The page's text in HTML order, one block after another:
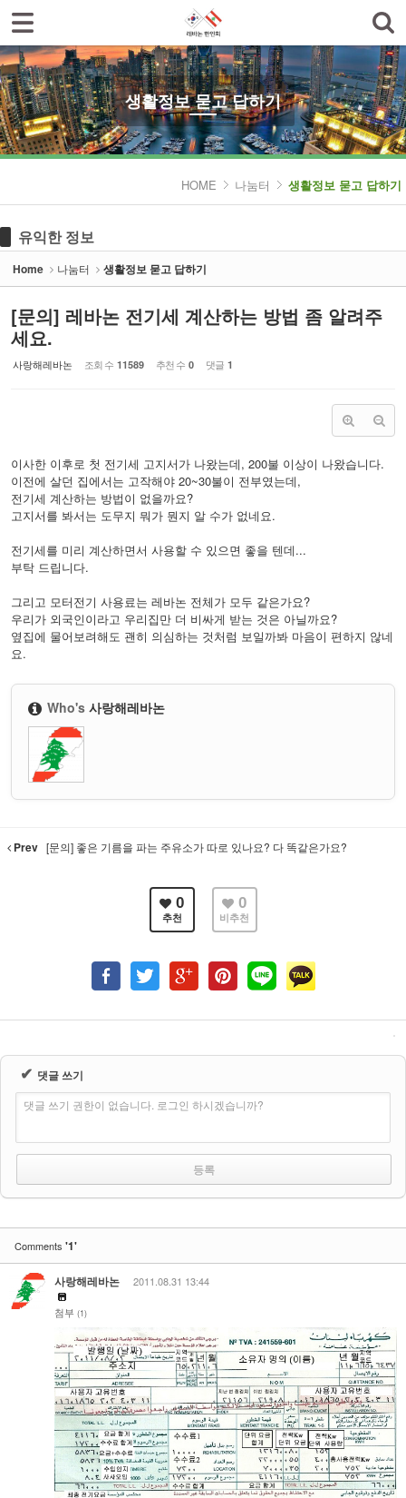
생활정보 묻고 답하기
HOME 나눔터 생활정보 묻고 답하기
유익한 정보
Home 나눔터 생활정보 묻고 답하기
[문의] 레바논 전기세 계산하는 방법 좀 알려주
세요.
사랑해레바논 조회 수 11589 추천 수 0 댓글 1
이사한 이후로 첫 전기세 고지서가 나왔는데, 200불 이상이 나왔습니다.
이전에 살던 집에서는 고작해야 20~30불이 전부였는데,
전기세 계산하는 방법이 없을까요?
고지서를 봐서는 도무지 뭐가 뭔지 알 수가 없네요.
전기세를 미리 계산하면서 사용할 수 있으면 좋을 텐데...
부탁 드립니다.
그리고 모터전기 사용료는 레바논 전체가 모두 같은가요?
우리가 외국인이라고 우리집만 더 비싸게 받는 것은 아닐까요?
옆집에 물어보려해도 괜히 의심하는 것처럼 보일까봐 마음이 편하지 않네
요.
Who's사랑해레바논
Prev [문의] 좋은 기름을 파는 주유소가 따로 있나요? 다 똑같은가요?
0
추천
0
비추천
✔ 댓글 쓰기
댓글 쓰기 권한이 없습니다. 로그인 하시겠습니까?
Comments '1'
사랑해레바논 2011.08.31 13:44
첨부 (1)
로그인
한인회소개
공지사항
한글학교
- 생활정보 묻고 답하기
- 레바논여행 묻고 답하기
- 이야기마당
갤러리
Sketchbook5, 스케치북5
Sketchbook5, 스케치북5